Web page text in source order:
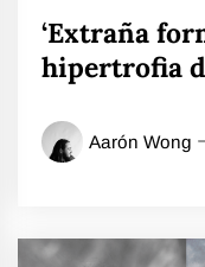
‘Extraña
hipertrofia
Aarón Wong